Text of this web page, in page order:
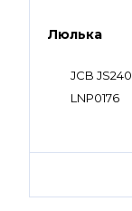
Люлька
JCB JS240
LNP0176